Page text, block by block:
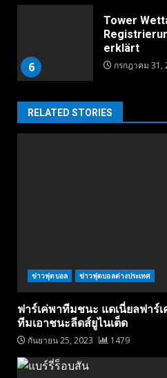
6
Tower
erklärt
กรกฎาคม 31,
RELATED STORIES
ข่าวฟุตบอล ข่าวฟุตบอลต่างประเทศ
ฟาร์เค่พาทีมชนะ แดเนี่ยลฟาร์
ทีมเอาชนะลีดส์ยูไนเต็ด
กันยายน 25, 2023 1479